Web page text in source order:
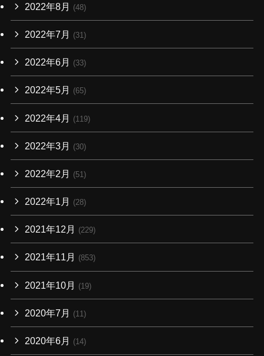
2022年8月 (48)
2022年7月 (31)
2022年6月 (33)
2022年5月 (65)
2022年4月 (119)
2022年3月 (30)
2022年2月 (51)
2022年1月 (28)
2021年12月 (229)
2021年11月 (853)
2021年10月 (19)
2020年7月 (11)
2020年6月 (14)